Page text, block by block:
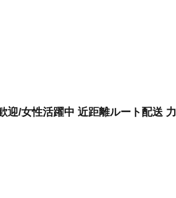
迎/女性活躍中 近距離ルート配送